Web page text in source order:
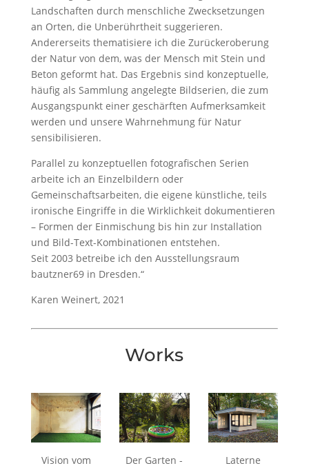
Landschaften durch menschliche Zwecksetzungen
an Orten, die Unberührtheit suggerieren.
Andererseits thematisiere ich die Zurückeroberung
der Natur von dem, was der Mensch mit Stein und
Beton geformt hat. Das Ergebnis sind konzeptuelle,
häufig als Sammlung angelegte Bildserien, die zum
Ausgangspunkt einer geschärften Aufmerksamkeit
werden und unsere Wahrnehmung für Natur
sensibilisieren.
Parallel zu konzeptuellen fotografischen Serien
arbeite ich an Einzelbildern oder
Gemeinschaftsarbeiten, die eigene künstliche, teils
ironische Eingriffe in die Wirklichkeit dokumentieren
– Formen der Einmischung bis hin zur Installation
und Bild-Text-Kombinationen entstehen.
Seit 2003 betreibe ich den Ausstellungsraum
bautzner69 in Dresden.“
Karen Weinert, 2021
Works
Vision vom
Der Garten -
Laterne